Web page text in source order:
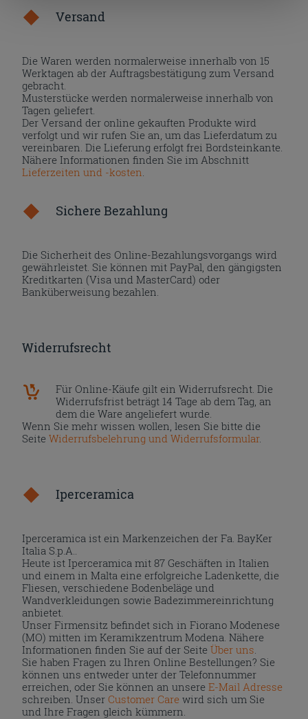
die Schaltfläche "X" klicken, können Sie das Surfen erst
nach der Installation der technischen Cookies fortsetzen.
Versand
Die Waren werden normalerweise innerhalb von 15
Werktagen ab der Auftragsbestätigung zum Versand
gebracht.
Musterstücke werden normalerweise innerhalb von
Tagen geliefert.
Der Versand der online gekauften Produkte wird
verfolgt und wir rufen Sie an, um das Lieferdatum zu
vereinbaren. Die Lieferung erfolgt frei Bordsteinkante.
Nähere Informationen finden Sie im Abschnitt
Lieferzeiten und -kosten
Sichere Bezahlung
Die Sicherheit des Online-Bezahlungsvorgangs wird
gewährleistet. Sie können mit PayPal, den gängigsten
Kreditkarten (Visa und MasterCard) oder
Banküberweisung bezahlen.
Widerrufsrecht
Für Online-Käufe gilt ein Widerrufsrecht. Die
Widerrufsfrist beträgt 14 Tage ab dem Tag, an
dem die Ware angeliefert wurde.
Wenn Sie mehr wissen wollen, lesen Sie bitte die
SeiteWiderrufsbelehrung und Widerrufsformular.
Iperceramica
Iperceramica ist ein Markenzeichen der Fa. BayKer
Italia S.p.A..
Heute ist Iperceramica mit 87 Geschäften in Italien
und einem in Malta eine erfolgreiche Ladenkette, die
Fliesen, verschiedene Bodenbeläge und
Wandverkleidungen sowie Badezimmereinrichtung
anbietet.
Unser Firmensitz befindet sich in Fiorano Modenese
(MO) mitten im Keramikzentrum Modena. Nähere
Informationen finden Sie auf der Seite Über uns
Sie haben Fragen zu Ihren Online Bestellungen? Sie
können uns entweder unter der Telefonnummer
erreichen, oder Sie können an unsereE-Mail Adresse
schreiben. UnserCustomer Care wird sich um Sie
und Ihre Fragen gleich kümmern.